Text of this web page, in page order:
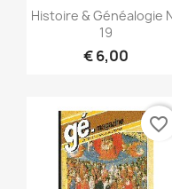
Snel bekijken
Histoire & Généalogie
19
€ 6,00
favorite_border